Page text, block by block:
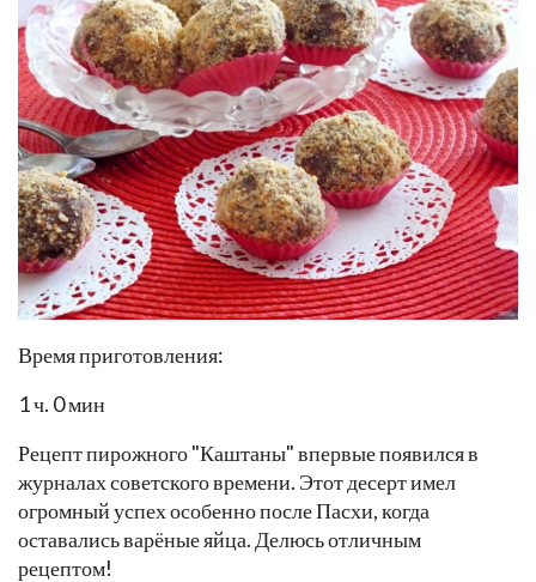
Время приготовления:
1 ч. 0 мин
Рецепт пирожного "Каштаны" впервые появился в
журналах советского времени. Этот десерт имел
огромный успех особенно после Пасхи, когда
оставались варёные яйца. Делюсь отличным
рецептом!